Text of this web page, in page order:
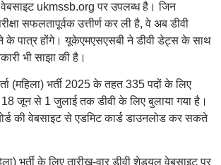
वेबसाइट ukmssb.org पर उपलब्ध है। जिन
सफलतापूर्वक उत्तीर्ण कर ली है, वे अब डीवी
के पात्र होंगे। यूकेएमएसएसबी ने डीवी डेट्स के साथ
भी साझा की है।
(महिला) भर्ती 2025 के तहत 335 पदों के लिए
18 जून से 1 जुलाई तक डीवी के लिए बुलाया गया है।
की वेबसाइट से एडमिट कार्ड डाउनलोड कर सकते
भर्ती के लिए तारीख-वार डीवी शेड्यूल वेबसाइट पर